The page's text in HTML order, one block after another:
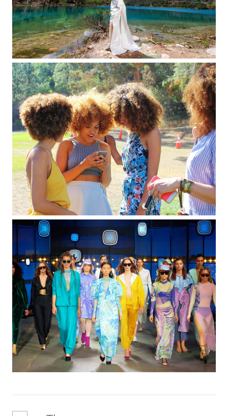
Katie Holmes Just Committed a Major Fashion
Faux Pas
September 14, 2023
EXCLUSIVE FASHION FEATURED
All Celebrity Looks From New York Fashion Week
Spring/Summer 2024 Parties
September 14, 2023
FASHION FEATURED
‘Canine Couture’ Takes Centre Stage At New
York Fashion Week
September 14, 2023